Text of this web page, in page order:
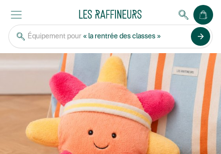
Équipement pour « la rentrée des classes » arrow_forward